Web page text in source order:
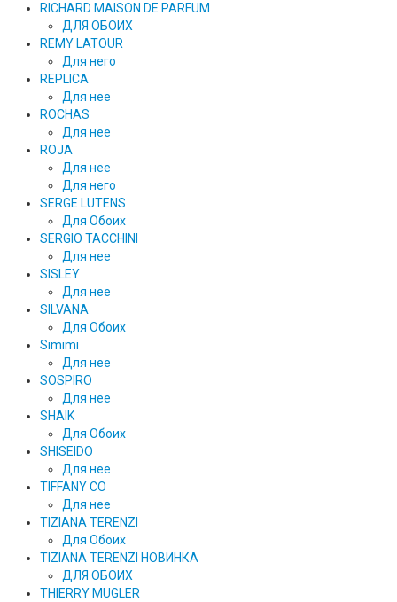
RICHARD MAISON DE PARFUM
ДЛЯ ОБОИХ
REMY LATOUR
Для него
REPLICA
Для нее
ROCHAS
Для нее
ROJA
Для нее
Для него
SERGE LUTENS
Для Обоих
SERGIO TACCHINI
Для нее
SISLEY
Для нее
SILVANA
Для Обоих
Simimi
Для нее
SOSPIRO
Для нее
SHAIK
Для Обоих
SHISEIDO
Для нее
TIFFANY CO
Для нее
TIZIANA TERENZI
Для Обоих
TIZIANA TERENZI НОВИНКА
ДЛЯ ОБОИХ
THIERRY MUGLER